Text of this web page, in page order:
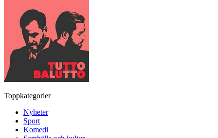
Toppkategorier
Nyheter
Sport
Komedi